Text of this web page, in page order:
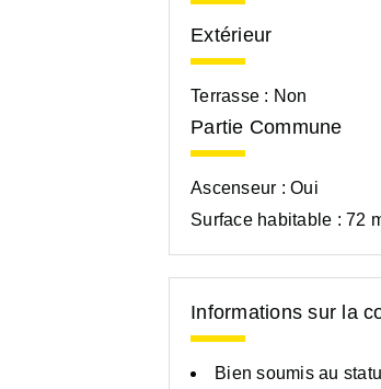
Extérieur
Terrasse : Non
Partie Commune
Ascenseur : Oui
Surface habitable : 72
Informations sur la
Bien soumis au